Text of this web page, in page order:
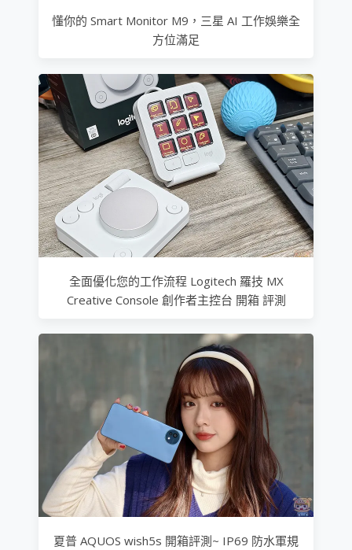
懂你的 Smart Monitor M9，三星 AI 工作娛樂全
方位滿足
全面優化您的工作流程 Logitech 羅技 MX
Creative Console 創作者主控台 開箱 評測
夏普 AQUOS wish5s 開箱評測~ IP69 防水軍規